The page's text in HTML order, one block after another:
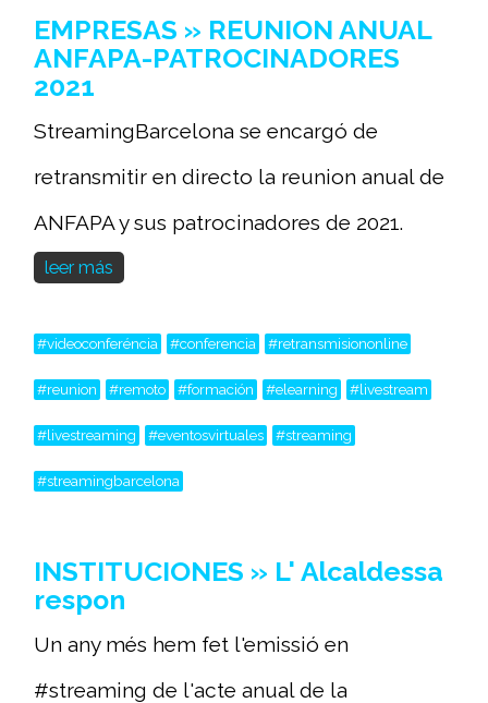
EMPRESAS » REUNION ANUAL
ANFAPA-PATROCINADORES
2021
StreamingBarcelona se encargó de
retransmitir en directo la reunion anual de
ANFAPA y sus patrocinadores de 2021.
leer más
#videoconferéncia #conferencia #retransmisiononline
#reunion #remoto #formación #elearning #livestream
#livestreaming #eventosvirtuales #streaming
#streamingbarcelona
INSTITUCIONES » L' Alcaldessa
respon
Un any més hem fet l'emissió en
#streaming de l'acte anual de la